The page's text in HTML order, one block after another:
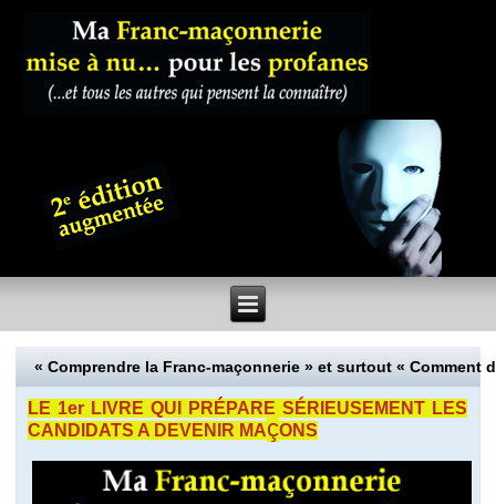
« Comprendre la Franc-maçonnerie » et surtout « Comment
LE 1er LIVRE QUI PRÉPARE SÉRIEUSEMENT LES
CANDIDATS A DEVENIR MAçONS